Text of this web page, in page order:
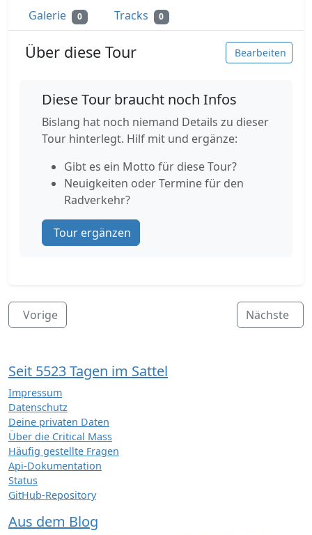
Galerie 0 Tracks 0
Über diese Tour Bearbeiten
Diese Tour braucht noch Infos
Bislang hat noch niemand Details zu dieser
Tour hinterlegt. Hilf mit und ergänze:
Gibt es ein Motto für diese Tour?
Neuigkeiten oder Termine für den
Radverkehr?
Tour ergänzen
Vorige Nächste
Seit 5523 Tagen im Sattel
Impressum
Datenschutz
Deine privaten Daten
Über die Critical Mass
Häufig gestellte Fragen
Api-Dokumentation
Status
GitHub-Repository
Aus dem Blog